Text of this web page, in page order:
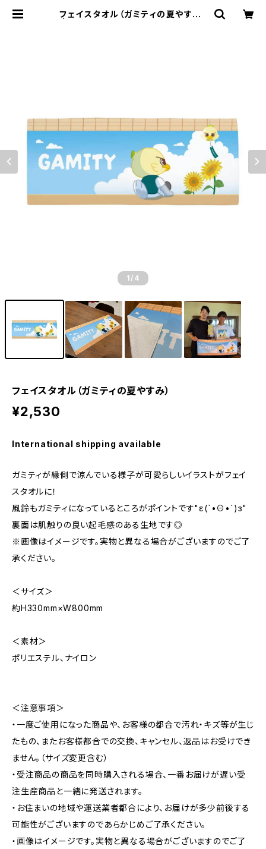
フェイスタオル（ガミティの夏やすみ）
1 /4
フェイスタオル（ガミティの夏やすみ）
¥2,530
International shipping available
ガミティが縁側で涼んでいる様子が可愛らしいイラストがフェイ
スタオルに！
風鈴もガミティになっているところがポイントです"ε(`•⊖•´)з"
裏面は肌触りの良い起毛感のある生地です◎
※画像はイメージです。実物と異なる場合がございますのでご了
承ください。
＜サイズ＞
約H330mm×W800mm
＜素材＞
ポリエステル、ナイロン
＜注意事項＞
・一度ご使用になった商品や、お客様の都合で汚れ・キズ等が生じ
たもの、またお客様都合での交換、キャンセル、返品はお受けでき
ません。（サイズ変更含む）
・受注商品の商品を同時購入される場合、一番お届けが遅い受
注生産商品と一緒に発送されます。
・お住まいの地域や運送業者都合により、お届けが多少前後する
可能性がございますのであらかじめご了承ください。
・画像はイメージです。実物と異なる場合がございますのでご了